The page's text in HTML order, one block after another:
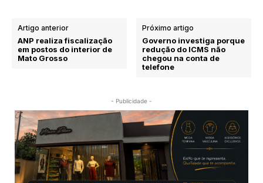
Artigo anterior
ANP realiza fiscalização
em postos do interior de
Mato Grosso
Próximo artigo
Governo investiga porque
redução do ICMS não
chegou na conta de
telefone
- Publicidade -